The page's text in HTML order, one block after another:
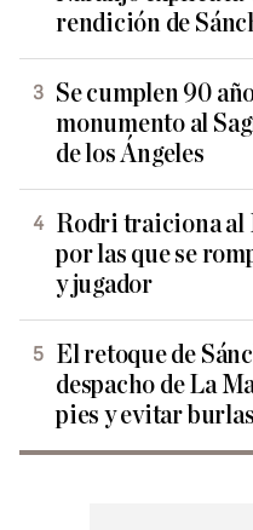
rendición de
Se cumplen 90
monumento al
de los Ángeles
Rodri traiciona al
por las que se
y jugador
El retoque de
despacho de La
pies y evitar